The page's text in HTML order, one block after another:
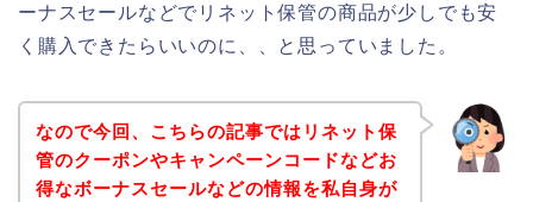
ーナスセールなどでリネット保管の商品が少しでも安
く購入できたらいいのに、、と思っていました。
なので今回、こちらの記事ではリネット保
管のクーポンやキャンペーンコードなどお
得なボーナスセールなどの情報を私自身が